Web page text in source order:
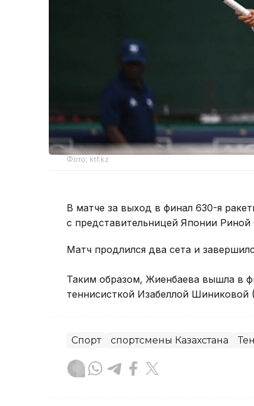
Фото: ktf.kz
В матче за выход в финал 630-я
с представительницей Японии
Матч продлился два сета и
Таким образом, Жиенбаева вышла в
теннисисткой Изабеллой Шиниковой
Спорт спортсмены Казахстана